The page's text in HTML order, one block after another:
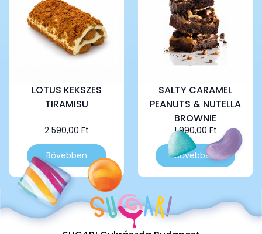
LOTUS KEKSZES
TIRAMISU
2 590,00 Ft
Bővebben
SALTY CARAMEL
PEANUTS & NUTELLA
BROWNIE
1 990,00 Ft
Bővebben